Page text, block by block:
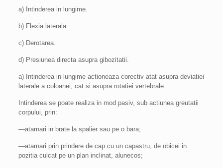
a) Intinderea in lungime.
b) Flexia laterala.
c) Derotarea.
d) Presiunea directa asupra gibozitatii.
a) Intinderea in lungime actioneaza corectiv atat asupra deviatiei
laterale a coloanei, cat si asupra rotatiei vertebrale.
Intinderea se poate realiza in mod pasiv, sub actiunea greutatii
corpului, prin:
—atarnari in brate la spalier sau pe o bara;
—atarnari prin prindere de cap cu un capastru, de obicei in
pozitia culcat pe un plan inclinat, alunecos;